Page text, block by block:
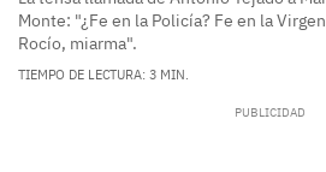
Monte: "¿Fe en la Policía? Fe en la
Rocío, miarma".
TIEMPO DE LECTURA: 3 MIN.